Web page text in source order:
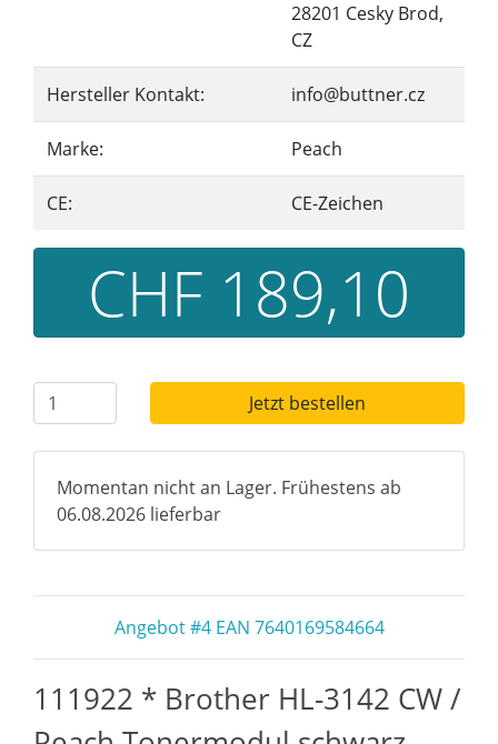
28201 Cesky Brod,
CZ
Hersteller Kontakt: info@buttner.cz
Marke: Peach
CE: CE-Zeichen
CHF 189,10
Jetzt bestellen
Momentan nicht an Lager. Frühestens ab
06.08.2026 lieferbar
Angebot #4 EAN 7640169584664
111922 * Brother HL-3142 CW /